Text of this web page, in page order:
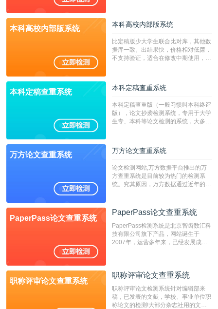
本科高校内部版系统 本科高校内部版系统
比定稿版少大学生联合比对库，其他数
据库一致。出结果快，价格相对低廉，
不支持验证，适合在修改中期使用，定
本科定稿查重系统 本科定稿查重系统
本科定稿查重版（一般习惯叫本科终评
版），论文抄袭检测系统，专用于大学
生专、本科等论文检测的系统，大多数
万方论文查重系统 万方论文查重系统
论文检测网站,万方数据平台推出的万
方查重系统是目前较为热门的检测系
统。究其原因，万方数据通过近年的发
检测系统，其真实性和权威性无可厚
非。其次，相对于知网而言，万方检测
费用少，上手容易，是学生初次论文查
重的推荐系统。
PaperPass论文查重系统
PaperPass论文查重系统
PaperPass检测系统是北京智齿数汇科
技有限公司旗下产品，网站诞生于
2007年，运营多年来，已经发展成为
检测速度快、精度高，市场反映良好。
职称评审论文查重系统
职称评审论文查重系统
职称评审论文检测系统针对编辑部来
稿，已发表的文献，学校、事业单位职
称论文的检测!大部分杂志社用的文献